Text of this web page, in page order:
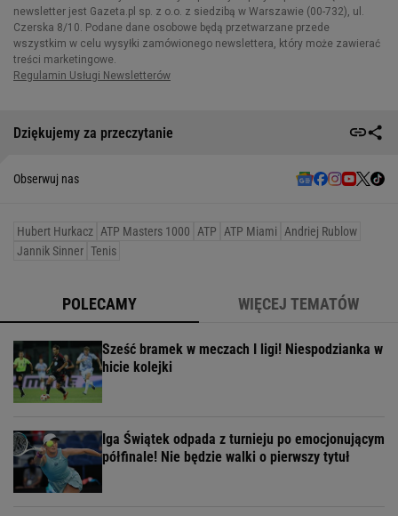
Dziękujemy za przeczytanie
Obserwuj nas
Hubert Hurkacz ATP Masters 1000 ATP ATP Miami
Andriej Rublow
Jannik Sinner Tenis
POLECAMY WIĘCEJ TEMATÓW
Sześć bramek w meczach I ligi! Niespodzianka w
hicie kolejki
Iga Świątek odpada z turnieju po emocjonującym
półfinale! Nie będzie walki o pierwszy tytuł